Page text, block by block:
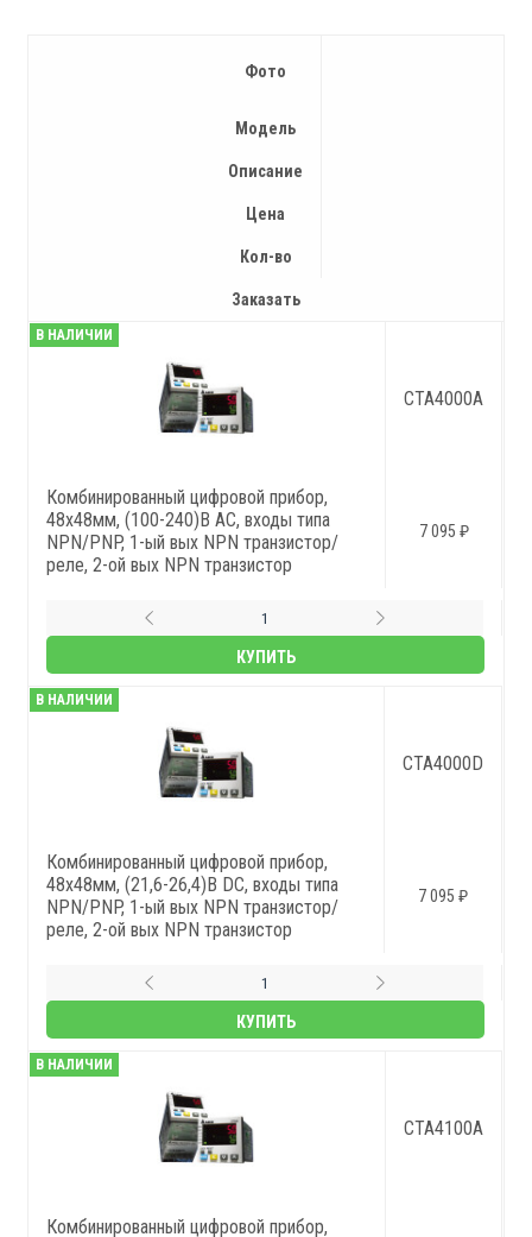
Фото
Модель
Описание
Цена
Кол-во
Заказать
В НАЛИЧИИ
CTA4000A
Комбинированный цифровой прибор,
48x48мм, (100-240)В AC, входы типа
NPN/PNP, 1-ый вых NPN транзистор/
реле, 2-ой вых NPN транзистор
7 095 ₽
КУПИТЬ
В НАЛИЧИИ
CTA4000D
Комбинированный цифровой прибор,
48x48мм, (21,6-26,4)В DC, входы типа
NPN/PNP, 1-ый вых NPN транзистор/
реле, 2-ой вых NPN транзистор
7 095 ₽
КУПИТЬ
В НАЛИЧИИ
CTA4100A
Комбинированный цифровой прибор,